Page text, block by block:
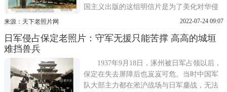
国主义出版的这组明信片是为了美化对华侵
略战争及殖民统治，所以说这组照片也记录
最有名气的当属避暑山庄了。承德避暑山
遗产、国家AAAAA级旅
来源：天下老照片网 2022-07-24 09:07
日军侵占保定老照片：守军无援只能苦撑 高高的城垣
难挡兽兵
1937年9月18日，涿州被日军占领以后，
保定在失去屏障后也岌岌可危。当时中国军
队大部主力都在淞沪战场与日军鏖战，无法